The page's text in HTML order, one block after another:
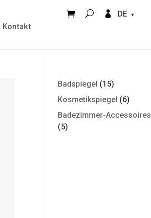
Kontakt
  DE
Badspiegel (15)
Kosmetikspiegel (6)
Badezimmer-Accessoires
(5)